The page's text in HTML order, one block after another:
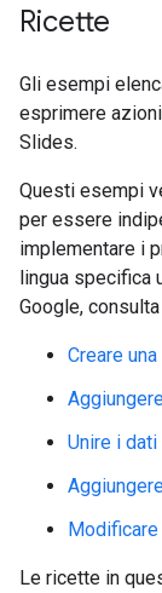
Ricette
Gli esempi
esprimere
Slides.
Questi esempi
per essere
implementare i
lingua specifica
Google,
Creare
Unire i
Le ricette in